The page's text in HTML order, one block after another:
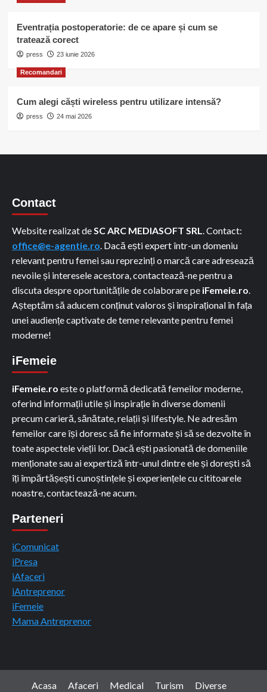
Eventrația postoperatorie: de ce apare și cum se
tratează corect
press 23 iunie 2026
Recomandari
Cum alegi căști wireless pentru utilizare intensă?
press 24 mai 2026
Contact
Website realizat deSC ARC MEDIASOFT SRL. Contact:
office@e-agentie.ro. Dacă ești expert într-un domeniu
relevant pentru femei sau reprezinți o marcă care adresează
nevoile și interesele acestora, contactează-ne pentru a
discuta despre oportunitățile de colaborare pe iFemeie.ro.
Așteptăm să aducem conținut valoros și inspirațional în fața
unei audiențe captivate de teme relevante pentru femei
moderne!
iFemeie
iFemeie.ro este o platformă dedicată femeilor moderne,
oferind informații utile și inspirație în diverse domenii
precum carieră, sănătate, relații și lifestyle. Ne adresăm
femeilor care își doresc să fie informate și să se dezvolte în
toate aspectele vieții lor. Dacă ești pasionată de domeniile
menționate sau ai expertiză într-unul dintre ele și dorești să
îți împărtășești cunoștințele și experiențele cu cititoarele
noastre, contactează-ne acum.
Parteneri
iComunicat
iPresa
iAfaceri
iAntreprenor
iFemeie
Mama Antreprenor
Acasa Afaceri Medical Turism Diverse